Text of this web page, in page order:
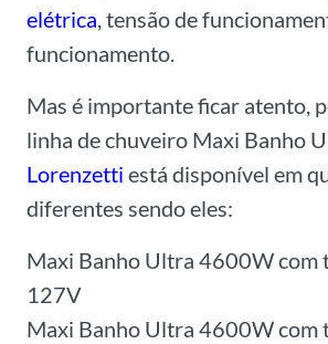
elétrica, tensão de
funcionamento.
Mas é importante ficar atento,
linha de chuveiro Maxi Banho
Lorenzetti está disponível em
diferentes sendo eles:
Maxi Banho Ultra 4600W com
127V
Maxi Banho Ultra 4600W com